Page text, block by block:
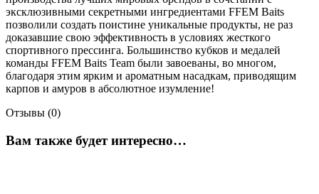
эксклюзивными секретными ингредиентами FFEM Baits
позволили создать поистине уникальные продукты, не раз
доказавшие свою эффективность в условиях жесткого
спортивного прессинга. Большинство кубков и медалей
команды FFEM Baits Team были завоеваны, во многом,
благодаря этим ярким и ароматным насадкам, приводящим
карпов и амуров в абсолютное изумление!
Отзывы (0)
Вам также будет интересно…